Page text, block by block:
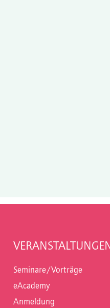
Seminare/Vorträge
eAcademy
Anmeldung